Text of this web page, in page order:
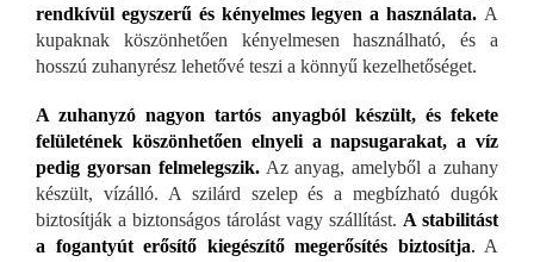
rendkívül egyszerű és kényelmes legyen a használata. A
kupaknak köszönhetően kényelmesen használható, és a
hosszú zuhanyrész lehetővé teszi a könnyű kezelhetőséget.
A zuhanyzó nagyon tartós anyagból készült, és fekete
felületének köszönhetően elnyeli a napsugarakat, a víz
pedig gyorsan felmelegszik.Az anyag, amelyből a zuhany
készült, vízálló. A szilárd szelep és a megbízható dugók
biztosítják a biztonságos tárolást vagy szállítást. A stabilitást
a fogantyút erősítő kiegészítő megerősítés biztosítja. A